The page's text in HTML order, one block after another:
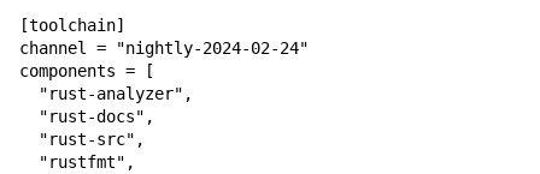
[toolchain]
channel = "nightly-2024-02-24"
components = [
  "rust-analyzer",
  "rust-docs",
  "rust-src",
  "rustfmt",